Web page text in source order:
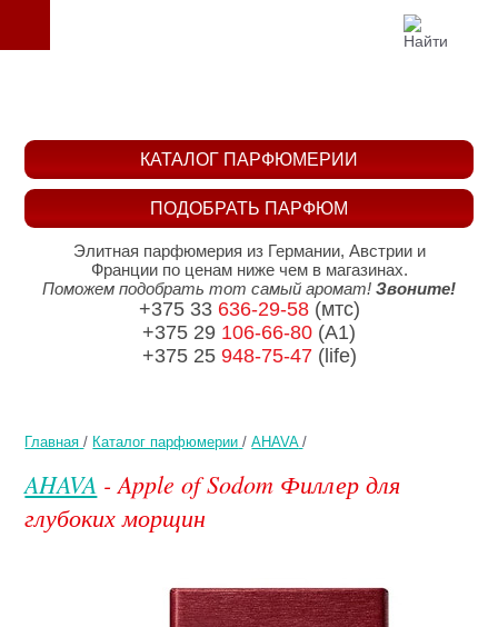
Главная / Каталог парфюмерии /AHAVA /
AHAVA - Apple of Sodom Филлер для
глубоких морщин
ПОДОБРАТЬ ПАРФЮМ
КАТАЛОГ ПАРФЮМЕРИИ
Элитная парфюмерия из Германии, Австрии и
Франции по ценам ниже чем в магазинах.
Поможем подобрать тот самый аромат! Звоните!
+375 33 636-29-58(мтс)
+375 29 106-66-80 (A1)
+375 25 948-75-47(life)